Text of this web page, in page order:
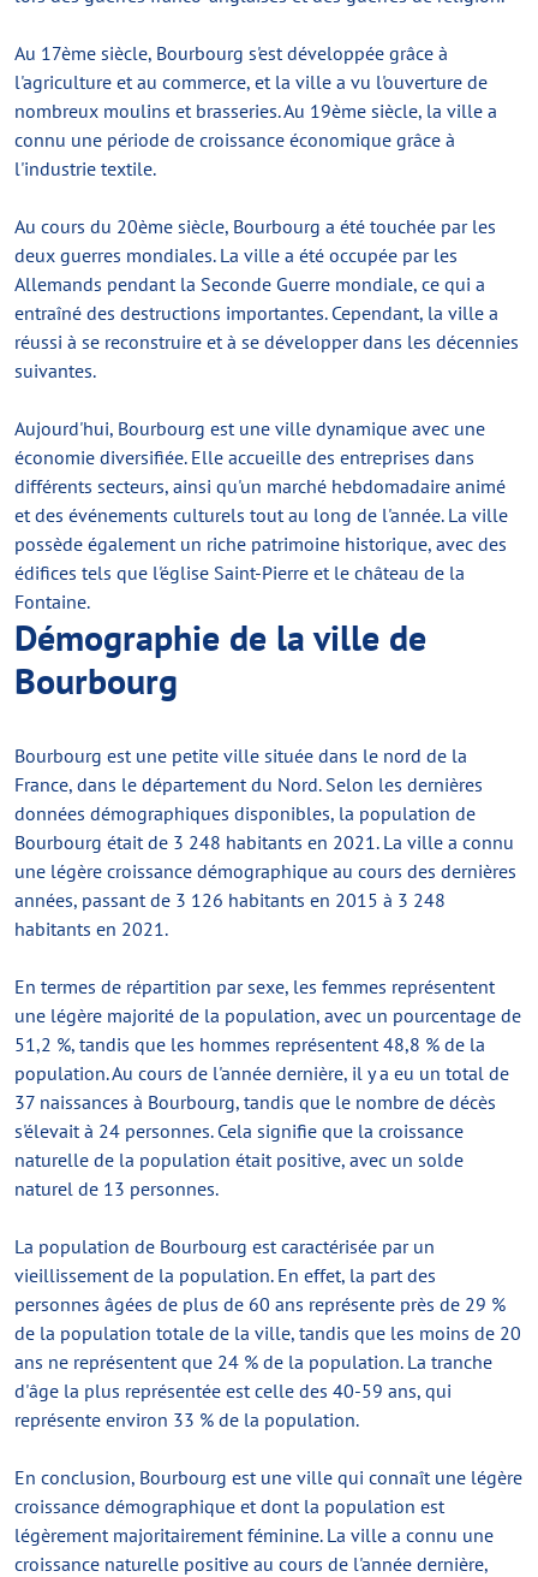
Au 17ème siècle, Bourbourg s'est développée grâce à
l'agriculture et au commerce, et la ville a vu l'ouverture de
nombreux moulins et brasseries. Au 19ème siècle, la ville a
connu une période de croissance économique grâce à
l'industrie textile.
Au cours du 20ème siècle, Bourbourg a été touchée par les
deux guerres mondiales. La ville a été occupée par les
Allemands pendant la Seconde Guerre mondiale, ce qui a
entraîné des destructions importantes. Cependant, la ville a
réussi à se reconstruire et à se développer dans les décennies
suivantes.
Aujourd'hui, Bourbourg est une ville dynamique avec une
économie diversifiée. Elle accueille des entreprises dans
différents secteurs, ainsi qu'un marché hebdomadaire animé
et des événements culturels tout au long de l'année. La ville
possède également un riche patrimoine historique, avec des
édifices tels que l'église Saint-Pierre et le château de la
Fontaine.
Démographie de la ville de
Bourbourg
Bourbourg est une petite ville située dans le nord de la
France, dans le département du Nord. Selon les dernières
données démographiques disponibles, la population de
Bourbourg était de 3 248 habitants en 2021. La ville a connu
une légère croissance démographique au cours des dernières
années, passant de 3 126 habitants en 2015 à 3 248
habitants en 2021.
En termes de répartition par sexe, les femmes représentent
une légère majorité de la population, avec un pourcentage de
51,2 %, tandis que les hommes représentent 48,8 % de la
population. Au cours de l'année dernière, il y a eu un total de
37 naissances à Bourbourg, tandis que le nombre de décès
s'élevait à 24 personnes. Cela signifie que la croissance
naturelle de la population était positive, avec un solde
naturel de 13 personnes.
La population de Bourbourg est caractérisée par un
vieillissement de la population. En effet, la part des
personnes âgées de plus de 60 ans représente près de 29 %
de la population totale de la ville, tandis que les moins de 20
ans ne représentent que 24 % de la population. La tranche
d'âge la plus représentée est celle des 40-59 ans, qui
représente environ 33 % de la population.
En conclusion, Bourbourg est une ville qui connaît une légère
croissance démographique et dont la population est
légèrement majoritairement féminine. La ville a connu une
croissance naturelle positive au cours de l'année dernière,